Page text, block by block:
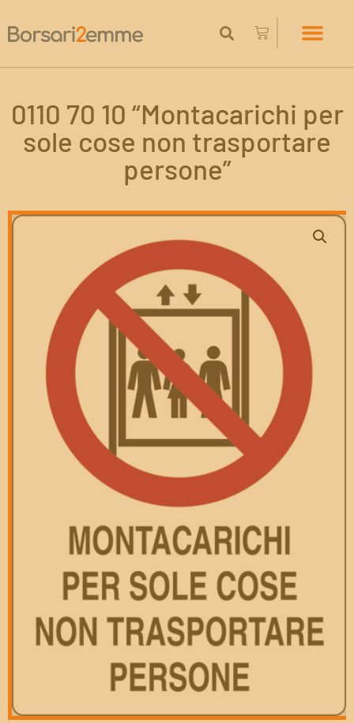
0110 70 10 “Montacarichi per
sole cose non trasportare
persone”